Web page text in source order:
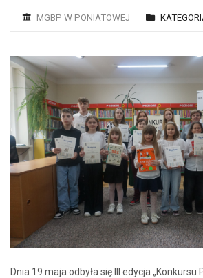
MGBP W PONIATOWEJ
Dnia 19 maja odbyła się III edycja „Konkursu